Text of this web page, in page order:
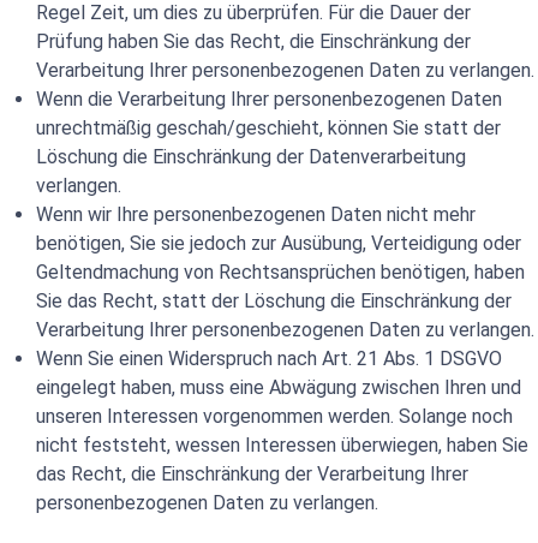
Regel Zeit, um dies zu überprüfen. Für die Dauer der
Prüfung haben Sie das Recht, die Einschränkung der
Verarbeitung Ihrer personenbezogenen Daten zu verlangen.
Wenn die Verarbeitung Ihrer personenbezogenen Daten
unrechtmäßig geschah/geschieht, können Sie statt der
Löschung die Einschränkung der Datenverarbeitung
verlangen.
Wenn wir Ihre personenbezogenen Daten nicht mehr
benötigen, Sie sie jedoch zur Ausübung, Verteidigung oder
Geltendmachung von Rechtsansprüchen benötigen, haben
Sie das Recht, statt der Löschung die Einschränkung der
Verarbeitung Ihrer personenbezogenen Daten zu verlangen.
Wenn Sie einen Widerspruch nach Art. 21 Abs. 1 DSGVO
eingelegt haben, muss eine Abwägung zwischen Ihren und
unseren Interessen vorgenommen werden. Solange noch
nicht feststeht, wessen Interessen überwiegen, haben Sie
das Recht, die Einschränkung der Verarbeitung Ihrer
personenbezogenen Daten zu verlangen.